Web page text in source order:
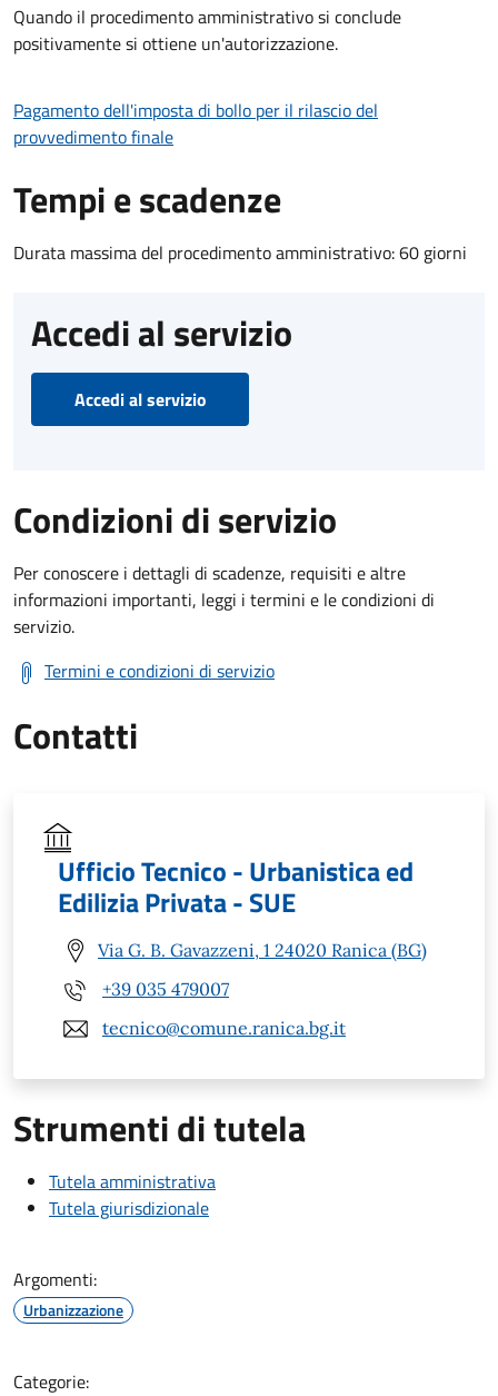
Quando il procedimento amministrativo si conclude
positivamente si ottiene un'autorizzazione.
Pagamento dell'imposta di bollo per il rilascio del
provvedimento finale
Tempi e scadenze
Durata massima del procedimento amministrativo: 60 giorni
Accedi al servizio
Accedi al servizio
Condizioni di servizio
Per conoscere i dettagli di scadenze, requisiti e altre
informazioni importanti, leggi i termini e le condizioni di
servizio.
Termini e condizioni di servizio
Contatti
Ufficio Tecnico - Urbanistica ed
Edilizia Privata - SUE
Via G. B. Gavazzeni, 1 24020 Ranica (BG)
+39 035 479007
tecnico@comune.ranica.bg.it
Strumenti di tutela
Tutela amministrativa
Tutela giurisdizionale
Argomenti:
Urbanizzazione
Categorie: